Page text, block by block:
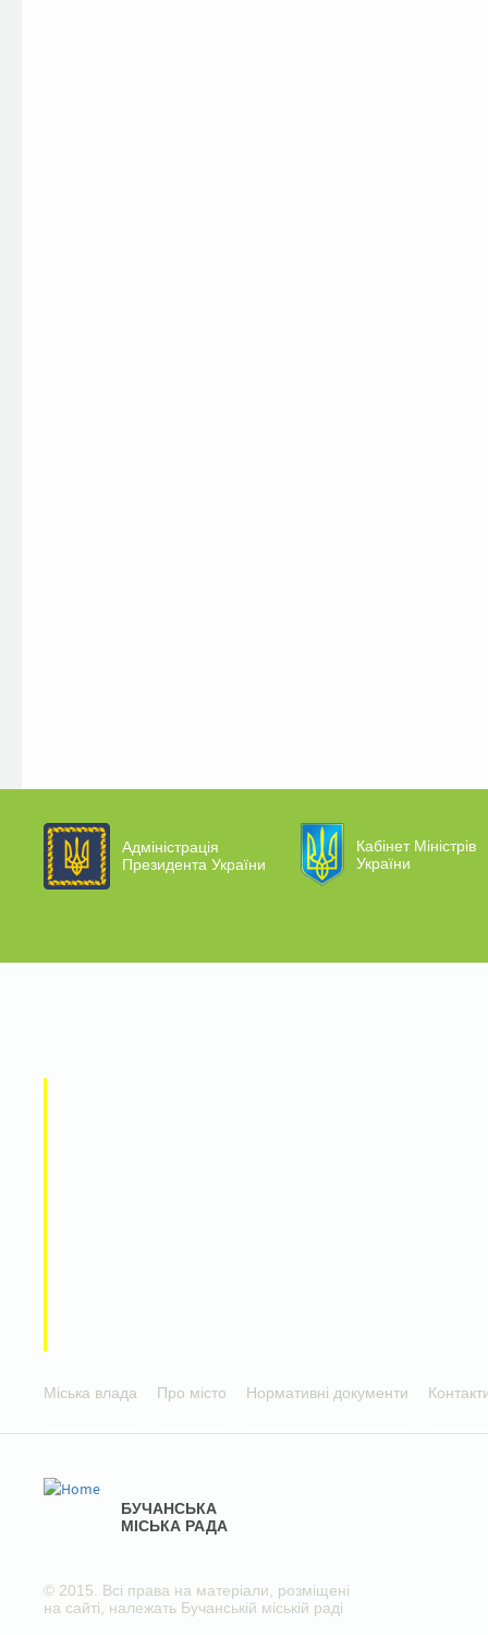
Адміністрація
Президента України
Кабінет Міністрів
України
Міська влада Про місто Нормативні документи
БУЧАНСЬКА
МІСЬКА РАДА
© 2015. Всі права на матеріали, розміщені
на сайті, належать Бучанській міській раді